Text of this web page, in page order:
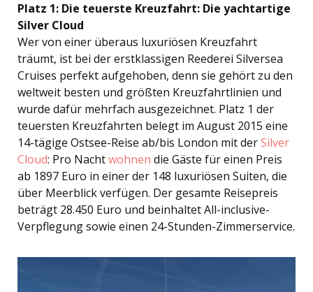
Platz 1: Die teuerste Kreuzfahrt: Die yachtartige
Silver Cloud
Wer von einer überaus luxuriösen Kreuzfahrt
träumt, ist bei der erstklassigen Reederei Silversea
Cruises perfekt aufgehoben, denn sie gehört zu den
weltweit besten und größten Kreuzfahrtlinien und
wurde dafür mehrfach ausgezeichnet. Platz 1 der
teuersten Kreuzfahrten belegt im August 2015 eine
14-tägige Ostsee-Reise ab/bis London mit derSilver
Cloud: Pro Nachtwohnen die Gäste für einen Preis
ab 1897 Euro in einer der 148 luxuriösen Suiten, die
über Meerblick verfügen. Der gesamte Reisepreis
beträgt 28.450 Euro und beinhaltet All-inclusive-
Verpflegung sowie einen 24-Stunden-Zimmerservice.